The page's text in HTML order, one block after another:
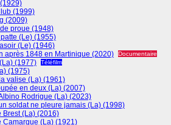
(1999)
(2009)
proue (1948)
(Le) (1955)
(Le) (1946)
après 1848 en Martinique (2020)
Documentaire
(1977) Téléfilm
(1975)
valise (La) (1961)
en deux (La) (2007)
Rodrigue (La) (2023)
soldat ne pleure jamais (La) (1998)
Brest (La) (2016)
Camargue (La) (1921)